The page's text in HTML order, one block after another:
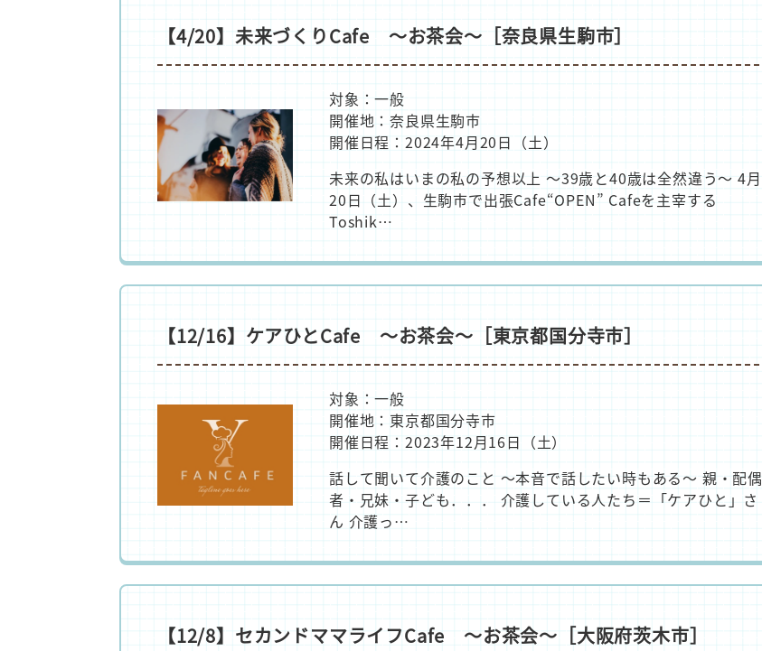
【4/20】未来づくりCafe ～お茶会～［奈良県生駒市］
対象：一般
開催地：奈良県生駒市
開催日程：2024年4月20日（土）
未来の私はいまの私の予想以上 ～39歳と40歳は全然違う～ 4月
20日（土）、生駒市で出張Cafe“OPEN” Cafeを主宰する
Toshik…
【12/16】ケアひとCafe ～お茶会～［東京都国分寺市］
対象：一般
開催地：東京都国分寺市
開催日程：2023年12月16日（土）
話して聞いて介護のこと ～本音で話したい時もある～ 親・配偶
者・兄妹・子ども．．． 介護している人たち＝「ケアひと」さ
ん 介護っ…
【12/8】セカンドママライフCafe ～お茶会～［大阪府茨木市］